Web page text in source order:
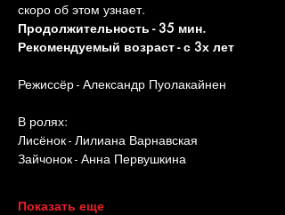
скоро об этом узнает.
Продолжительность - 35 мин.
Рекомендуемый возраст - с 3х лет
Режиссёр - Александр Пуолакайнен
В ролях:
Лисёнок - Лилиана Варнавская
Зайчонок - Анна Первушкина
Показать еще